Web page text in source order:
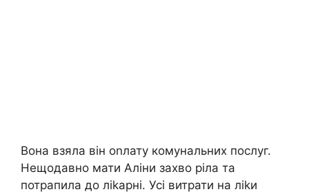
Вона взяла він оnлату комунальних послуг.
Нещодавно мати Аліни захво ріла та
потрапила до ліkарні. Усі витрати на ліkи